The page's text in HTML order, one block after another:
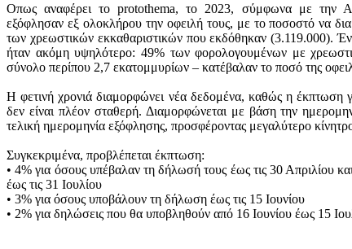
Οπως αναφέρει το protothema, το 2023, σύμφωνα με την
εξόφλησαν εξ ολοκλήρου την οφειλή τους, με το ποσοστό να
των χρεωστικών εκκαθαριστικών που εκδόθηκαν (3.119.000).
ήταν ακόμη υψηλότερο: 49% των φορολογουμένων με
σύνολο περίπου 2,7 εκατομμυρίων – κατέβαλαν το ποσό της
Η φετινή χρονιά διαμορφώνει νέα δεδομένα, καθώς η έκπτωση
δεν είναι πλέον σταθερή. Διαμορφώνεται με βάση την
τελική ημερομηνία εξόφλησης, προσφέροντας μεγαλύτερο
Συγκεκριμένα, προβλέπεται έκπτωση:
• 4% για όσους υπέβαλαν τη δήλωσή τους έως τις 30 Απριλίου
έως τις 31 Ιουλίου
• 3% για όσους υποβάλουν τη δήλωση έως τις 15 Ιουνίου
• 2% για δηλώσεις που θα υποβληθούν από 16 Ιουνίου έως 15